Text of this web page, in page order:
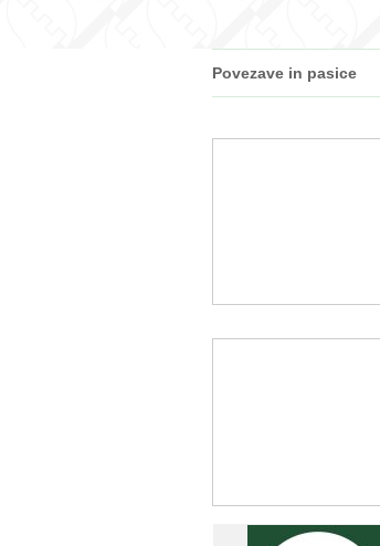
Povezave in pasice